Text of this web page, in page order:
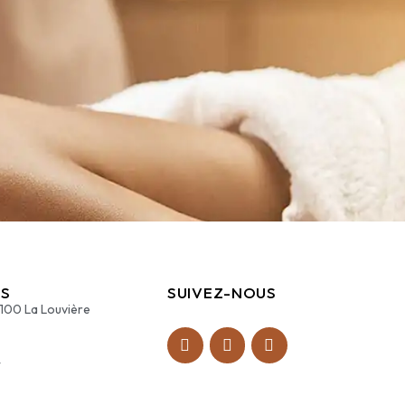
La Louvière
SUIVEZ-NOUS